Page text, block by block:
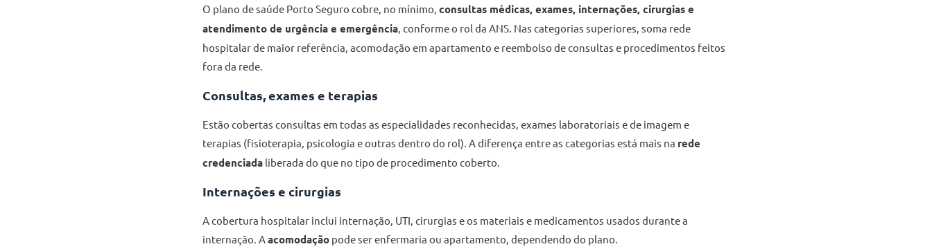
O plano de saúde Porto Seguro cobre, no mínimo, consultas médicas, exames, internações, cirurgias e
atendimento de urgência e emergência, conforme o rol da ANS. Nas categorias superiores, soma rede
hospitalar de maior referência, acomodação em apartamento e reembolso de consultas e procedimentos feitos
fora da rede.
Consultas, exames e terapias
Estão cobertas consultas em todas as especialidades reconhecidas, exames laboratoriais e de imagem e
terapias (fisioterapia, psicologia e outras dentro do rol). A diferença entre as categorias está mais na rede
credenciada liberada do que no tipo de procedimento coberto.
Internações e cirurgias
A cobertura hospitalar inclui internação, UTI, cirurgias e os materiais e medicamentos usados durante a
internação. A acomodação pode ser enfermaria ou apartamento, dependendo do plano.